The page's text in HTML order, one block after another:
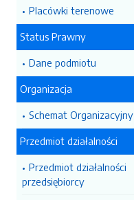
Placówki terenowe
Status Prawny
Dane podmiotu
Organizacja
Schemat Organizacyjny
Przedmiot działalności
Przedmiot działalności
przedsiębiorcy